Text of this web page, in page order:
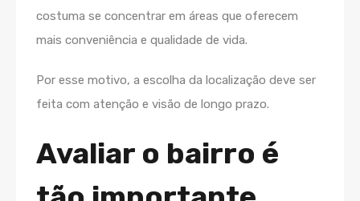
costuma se concentrar em áreas que oferecem
mais conveniência e qualidade de vida.
Por esse motivo, a escolha da localização deve ser
feita com atenção e visão de longo prazo.
Avaliar o bairro é